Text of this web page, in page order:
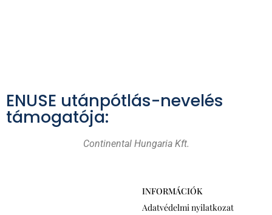
ENUSE utánpótlás-nevelés
támogatója:
Continental Hungaria Kft.
INFORMÁCIÓK
Adatvédelmi nyilatkozat